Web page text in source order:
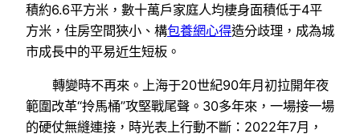
積約6.6平方米，數十萬戶家庭人均棲身面積低于4平
方米，住房空間狹小、構包養網心得造分歧理，成為城
市成長中的平易近生短板。
轉變時不再來。上海于20世紀90年月初拉開年夜
範圍改革“拎馬桶”攻堅戰尾聲。30多年來，一場接一場
的硬仗無縫連接，時光表上行動不斷：2022年7月，